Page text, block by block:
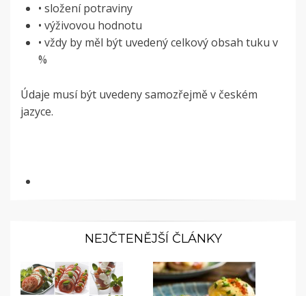
• složení potraviny
• výživovou hodnotu
• vždy by měl být uvedený celkový obsah tuku v
%
Údaje musí být uvedeny samozřejmě v českém
jazyce.
NEJČTENĚJŠÍ ČLÁNKY